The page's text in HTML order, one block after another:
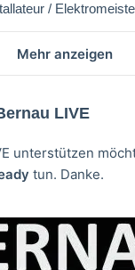
/
Mehr anzeigen
LIVE
unterstützen
tun. Danke.